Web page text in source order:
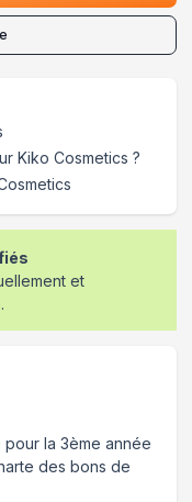
Kiko Cosmetics ?
et
la 3ème année
des bons de